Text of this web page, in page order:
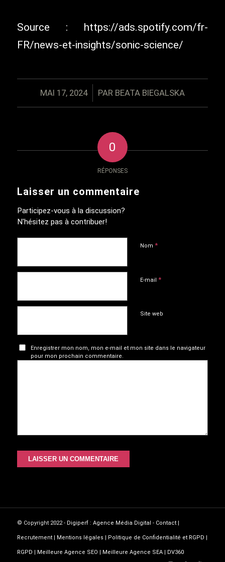
Source : https://ads.spotify.com/fr-
FR/news-et-insights/sonic-science/
MAI 17, 2024
/ PAR BEATA BIEGALSKA
0
RÉPONSES
Laisser un commentaire
Participez-vous à la discussion?
N'hésitez pas à contribuer!
Nom *
E-mail *
Site web
Enregistrer mon nom, mon e-mail et mon site dans le navigateur
pour mon prochain commentaire.
© Copyright 2022 - Digiperf : Agence Média Digital - Contact|
Recrutement| Mentions légales Politique de Confidentialité et RGPD
RGPD Meilleure Agence SEO Meilleure Agence SEA| DV360